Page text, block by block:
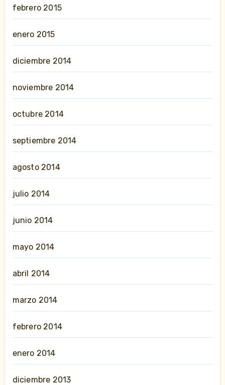
febrero 2015
enero 2015
diciembre 2014
noviembre 2014
octubre 2014
septiembre 2014
agosto 2014
julio 2014
junio 2014
mayo 2014
abril 2014
marzo 2014
febrero 2014
enero 2014
diciembre 2013